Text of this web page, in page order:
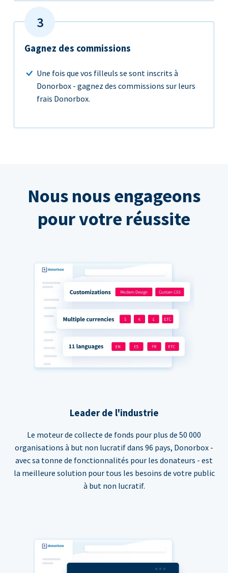
Gagnez des commissions
Une fois que vos filleuls se sont inscrits à
Donorbox - gagnez des commissions sur leurs
frais Donorbox.
Nous nous engageons
pour votre réussite
Leader de l'industrie
Le moteur de collecte de fonds pour plus de 50 000
organisations à but non lucratif dans 96 pays, Donorbox -
avec sa tonne de fonctionnalités pour les donateurs - est
la meilleure solution pour tous les besoins de votre public
à but non lucratif.